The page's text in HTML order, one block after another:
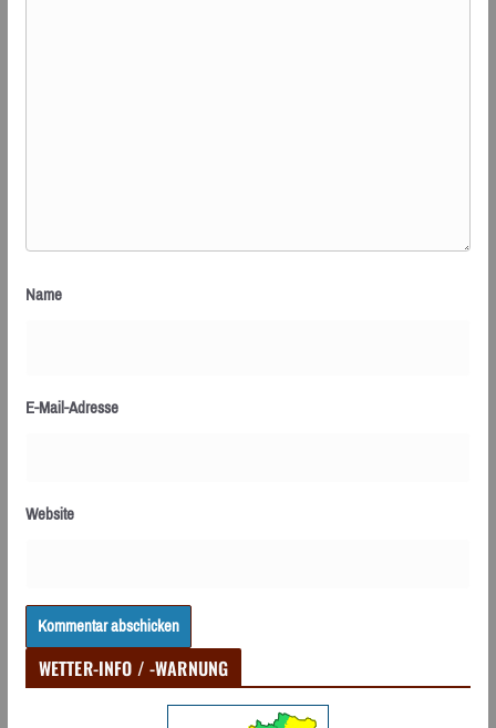
Name
E-Mail-Adresse
Website
WETTER-INFO / -WARNUNG